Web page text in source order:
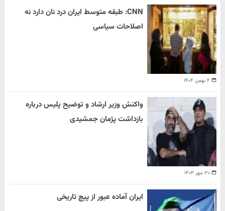
۴ بهمن ۱۴۰۴
CNN: طبقه متوسط ایران درد نان دارد نه
اصلاحات سیاسی
۳۰ مهر ۱۴۰۴
واکنش وزیر ارشاد و توضیح پلیس درباره
بازداشت پژمان جمشیدی
ایران آماده عبور از پیچ تاریخی